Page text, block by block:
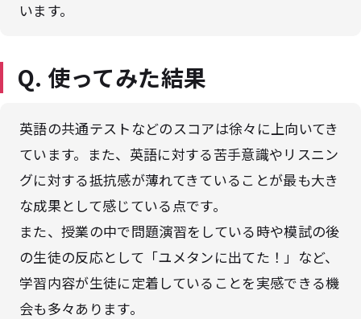
います。
Q. 使ってみた結果
英語の共通テストなどのスコアは徐々に上向いてき
ています。また、英語に対する苦手意識やリスニン
グに対する抵抗感が薄れてきていることが最も大き
な成果として感じている点です。
また、授業の中で問題演習をしている時や模試の後
の生徒の反応として「ユメタンに出てた！」など、
学習内容が生徒に定着していることを実感できる機
会も多々あります。